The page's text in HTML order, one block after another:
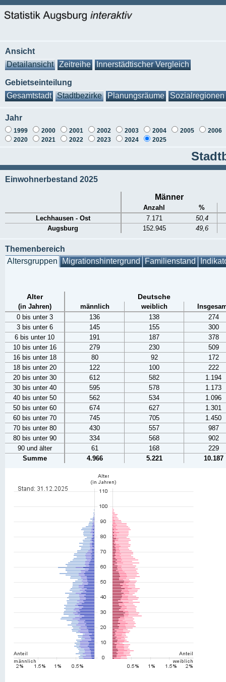
Ansicht
Detailansicht
Zeitreihe Innerstädtischer Vergleich
Gebietseinteilung
Gesamtstadt
Stadtbezirke Planungsräume Sozialregionen
Jahr
1999 2000 2001 2002 2003 2004 2005
2006
2020
2021 2022 2023 2024 2025
Einwohnerbestand 2025
Männer
Anzahl
%
Lechhausen - Ost
7.171
50,4
Augsburg
152.945 49,6
Themenbereich
Altersgruppen Migrationshintergrund Familienstand
Alter Deutsche
(in Jahren) männlich weiblich
0 bis unter 3
136 138
274
3 bis unter 6
145 155
300
6 bis unter 10
191 187
378
10 bis unter 16
279 230
509
16 bis unter 18
80 92
172
18 bis unter 20
122 100
222
20 bis unter 30
612 582
1.194
30 bis unter 40
595 578
1.173
40 bis unter 50
562 534
1.096
50 bis unter 60
674 627
1.301
60 bis unter 70
745 705
1.450
70 bis unter 80
430 557
987
80 bis unter 90
334 568
902
90 und älter
61 168
229
Summe
4.966 5.221 10.187